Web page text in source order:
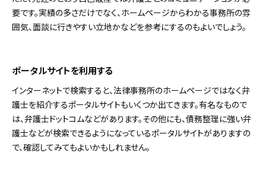
要です。実績の多さだけでなく、ホームページからわかる事務所の雰
囲気、面談に行きやすい立地かなどを参考にするのもよいでしょう。
ポータルサイトを利用する
インターネットで検索すると、法律事務所のホームページではなく弁
護士を紹介するポータルサイトもいくつか出てきます。有名なもので
は、弁護士ドットコムなどがあります。その他にも、債務整理に強い弁
護士などが検索できるようになっているポータルサイトがありますの
で、確認してみてもよいかもしれません。